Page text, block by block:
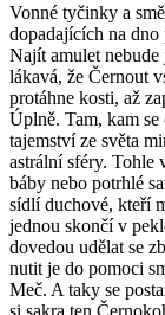
Vonné tyčinky a
dopadajících na
Najít amulet
lákavá, že Černout
protáhne kosti, až
Úplně. Tam, kam se
tajemství ze světa
astrální sféry. Tohle
báby nebo potrhlé
sídlí duchové, kteří
jednou skončí v
dovedou udělat se
nutit je do pomoci
Meč. A taky se
si sakra ten